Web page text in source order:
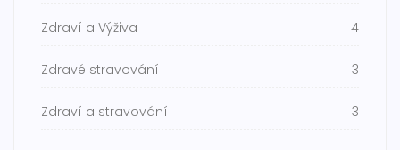
Zdraví a Výživa 4
Zdravé stravování 3
Zdraví a stravování 3